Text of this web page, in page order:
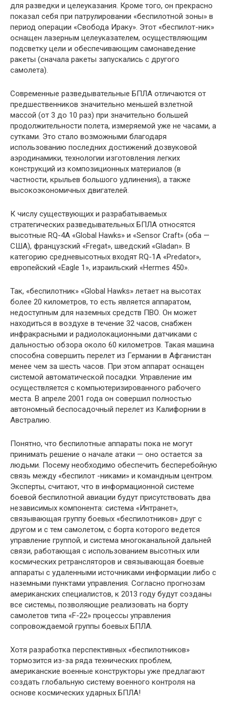
для разведки и целеуказания. Кроме того, он прекрасно
показал себя при патрулировании «беспилотной зоны» в
период операции «Свобода Ираку». Этот «беспилот-ник»
оснащен лазерным целеуказателем, осуществляющим
подсветку цели и обеспечивающим самонаведение
ракеты (сначала ракеты запускались с другого
самолета).
Современные разведывательные БПЛА отличаются от
предшественников значительно меньшей взлетной
массой (от 3 до 10 раз) при значительно большей
продолжительности полета, измеряемой уже не часами, а
сутками. Это стало возможными благодаря
использованию последних достижений дозвуковой
аэродинамики, технологии изготовления легких
конструкций из композиционных материалов (в
частности, крыльев большого удлинения), а также
высокоэкономичных двигателей.
К числу существующих и разрабатываемых
стратегических разведывательных БПЛА относятся
высотные RQ-4A «Global Hawks» и «Sensor Craft» (оба —
США), французский «Fregat», шведский «Gladan». В
категорию средневысотных входят RQ-1A «Predator»,
европейский «Eagle 1», израильский «Hermes 450».
Так, «беспилотник» «Global Hawks» летает на высотах
более 20 километров, то есть является аппаратом,
недоступным для наземных средств ПВО. Он может
находиться в воздухе в течение 32 часов, снабжен
инфракрасными и радиолокационными датчиками с
дальностью обзора около 60 километров. Такая машина
способна совершить перелет из Германии в Афганистан
менее чем за шесть часов. При этом аппарат оснащен
системой автоматической посадки. Управление им
осуществляется с компьютеризированного рабочего
места. В апреле 2001 года он совершил полностью
автономный беспосадочный перелет из Калифорнии в
Австралию.
Понятно, что беспилотные аппараты пока не могут
принимать решение о начале атаки — оно остается за
людьми. Посему необходимо обеспечить бесперебойную
связь между «беспилот -никами» и командным центром.
Эксперты, считают, что в информационной системе
боевой беспилотной авиации будут присутствовать два
независимых компонента: система «Интранет»,
связывающая группу боевых «беспилотников» друг с
другом и с тем самолетом, с борта которого ведется
управление группой, и система многоканальной дальней
связи, работающая с использованием высотных или
космических ретрансляторов и связывающая боевые
аппараты с удаленными источниками информации либо с
наземными пунктами управления. Согласно прогнозам
американских специалистов, к 2013 году будут созданы
все системы, позволяющие реализовать на борту
самолетов типа «F-22» процессы управления
сопровождаемой группы боевых БПЛА.
Хотя разработка перспективных «беспилотников»
тормозится из-за ряда технических проблем,
американские военные конструкторы уже предлагают
создать глобальную систему военного контроля на
основе космических ударных БПЛА!